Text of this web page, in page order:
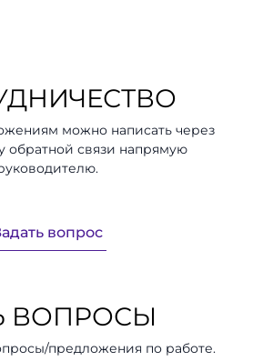
можно написать через
обратной связи напрямую
вопрос
ВОПРОСЫ
предложения по работе.